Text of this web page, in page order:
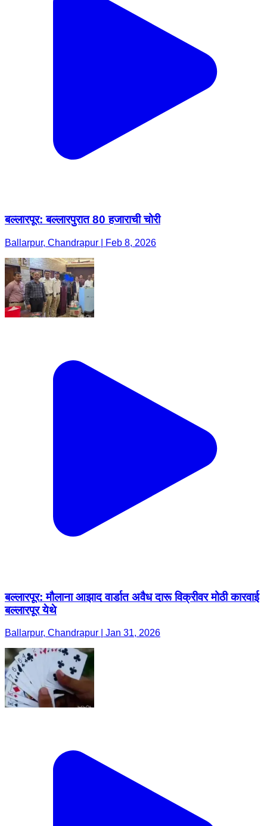
बल्लारपूर: बल्लारपुरात 80 हजाराची चोरी
Ballarpur, Chandrapur | Feb 8, 2026
बल्लारपूर: मौलाना आझाद वार्डात अवैध दारू विक्रीवर मोठी कारवाई
बल्लारपूर येथे
Ballarpur, Chandrapur | Jan 31, 2026